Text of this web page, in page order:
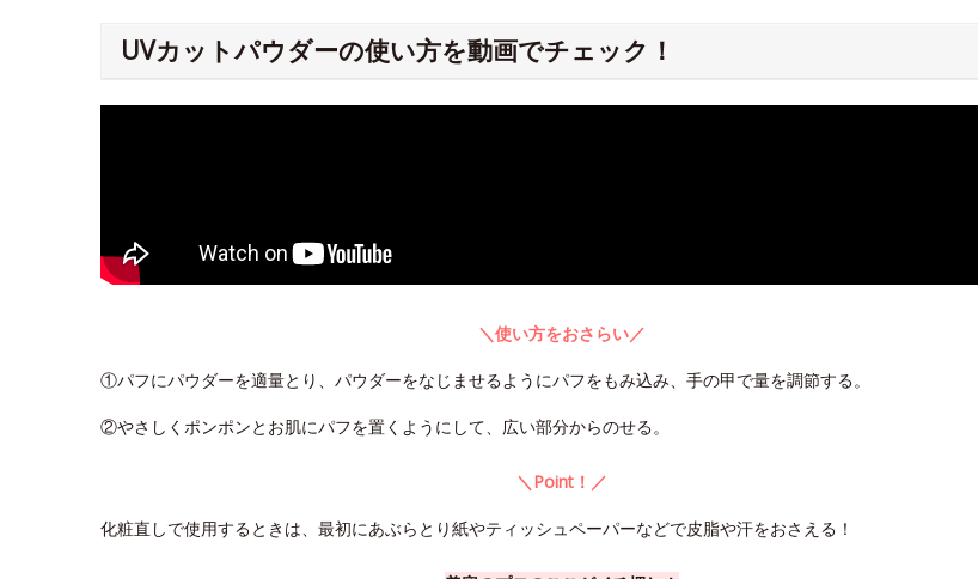
UVカットパウダーの使い方を動画でチェック！
＼使い方をおさらい／
①パフにパウダーを適量とり、パウダーをなじませるようにパフをもみ込み、手の甲で量を調節する。
②やさしくポンポンとお肌にパフを置くようにして、広い部分からのせる。
＼Point！／
化粧直しで使用するときは、最初にあぶらとり紙やティッシュペーパーなどで皮脂や汗をおさえる！